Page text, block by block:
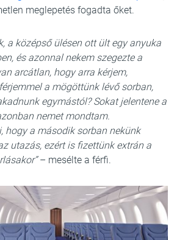
meglepetés fogadta őket.
a középső ülésen ott ült egy anyuka
és azonnal nekem szegezte a
arcátlan, hogy arra kérjem,
a mögöttünk lévő sorban,
egymástól? Sokat jelentene a
nemet mondtam.
hogy a második sorban nekünk
utazás, ezért is fizettünk extrán a
– mesélte a férfi.